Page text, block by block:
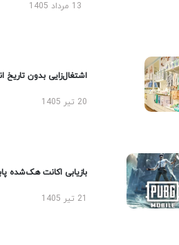
13 مرداد 1405
اشتغال‌زایی بدون تاریخ
20 تیر 1405
بازیابی اکانت هک‌شده